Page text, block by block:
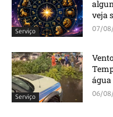
Serviço
veja
07/
Serviço
água
06/